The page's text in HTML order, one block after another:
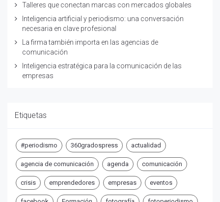
Talleres que conectan marcas con mercados globales
Inteligencia artificial y periodismo: una conversación
necesaria en clave profesional
La firma también importa en las agencias de
comunicación
Inteligencia estratégica para la comunicación de las
empresas
Etiquetas
#periodismo 360gradospress actualidad
agencia de comunicación agenda comunicación
crisis emprendedores empresas eventos